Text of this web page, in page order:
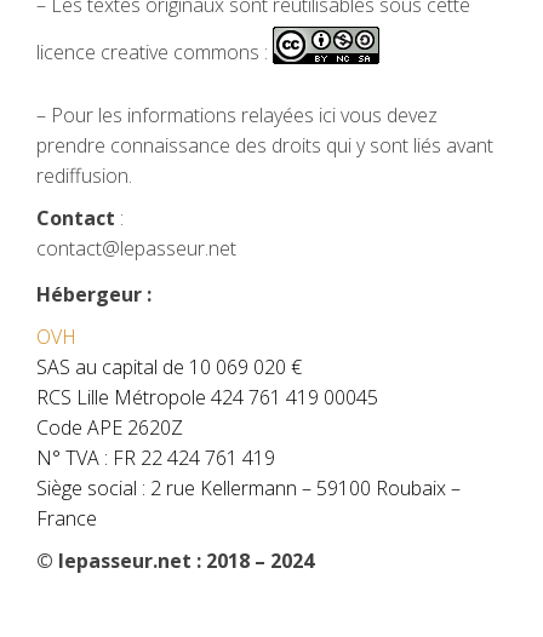
licence creative commons :
– Pour les informations relayées ici vous devez
prendre connaissance des droits qui y sont liés avant
rediffusion.
Contact :
contact@lepasseur.net
Hébergeur :
OVH
SAS au capital de 10 069 020 €
RCS Lille Métropole 424 761 419 00045
Code APE 2620Z
N° TVA : FR 22 424 761 419
Siège social : 2 rue Kellermann – 59100 Roubaix –
France
© lepasseur.net : 2018 – 2024